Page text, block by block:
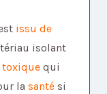
issu de
isolant
toxique qui
la santé si